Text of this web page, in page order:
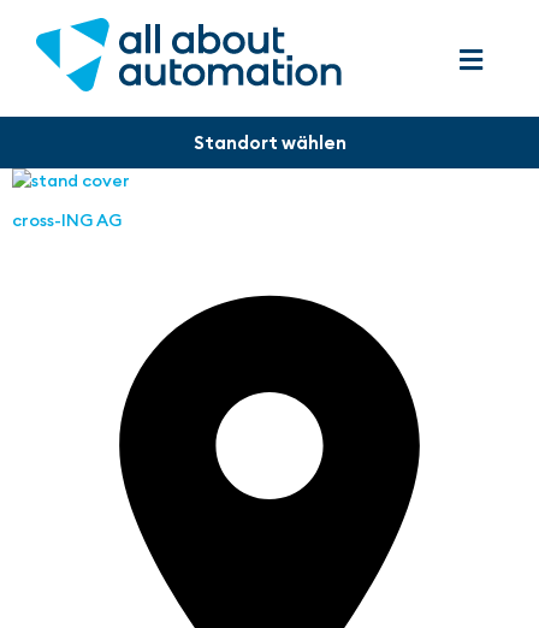
cross-ING AG